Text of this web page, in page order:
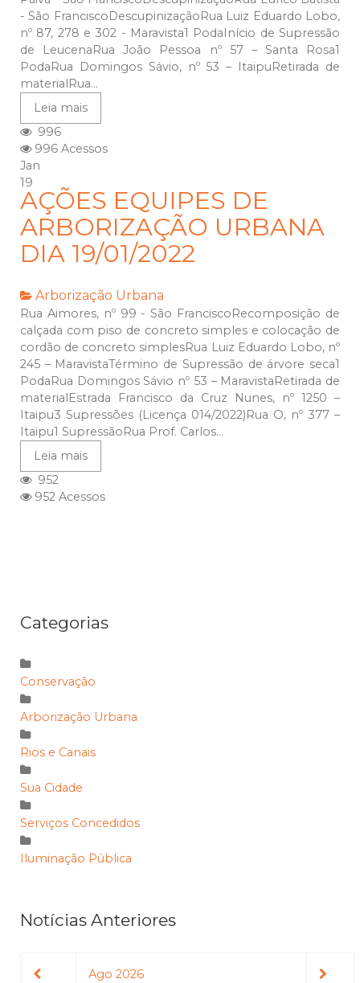
- São FranciscoDescupinizaçãoRua Luiz Eduardo Lobo,
nº 87, 278 e 302 - Maravista1 PodaInício de Supressão
de LeucenaRua João Pessoa nº 57 – Santa Rosa1
PodaRua Domingos Sávio, nº 53 – ItaipuRetirada de
materialRua...
Leia mais
996
996 Acessos
Jan
19
AÇÕES EQUIPES DE
ARBORIZAÇÃO URBANA
DIA 19/01/2022
Arborização Urbana
Rua Aimores, nº 99 - São FranciscoRecomposição de
calçada com piso de concreto simples e colocação de
cordão de concreto simplesRua Luiz Eduardo Lobo, nº
245 – MaravistaTérmino de Supressão de árvore seca1
PodaRua Domingos Sávio nº 53 – MaravistaRetirada de
materialEstrada Francisco da Cruz Nunes, nº 1250 –
Itaipu3 Supressões (Licença 014/2022)Rua O, nº 377 –
Itaipu1 SupressãoRua Prof. Carlos...
Leia mais
952
952 Acessos
Categorias
Conservação
Arborização Urbana
Rios e Canais
Sua Cidade
Serviços Concedidos
Iluminação Pública
Notícias Anteriores
Ago 2026